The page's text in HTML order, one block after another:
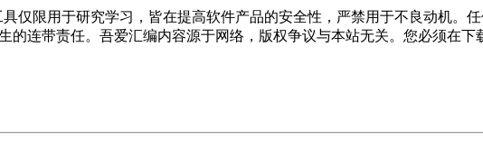
仅限用于研究学习，皆在提高软件产品的安全性，严禁用于不良动机。
的连带责任。吾爱汇编内容源于网络，版权争议与本站无关。您必须在